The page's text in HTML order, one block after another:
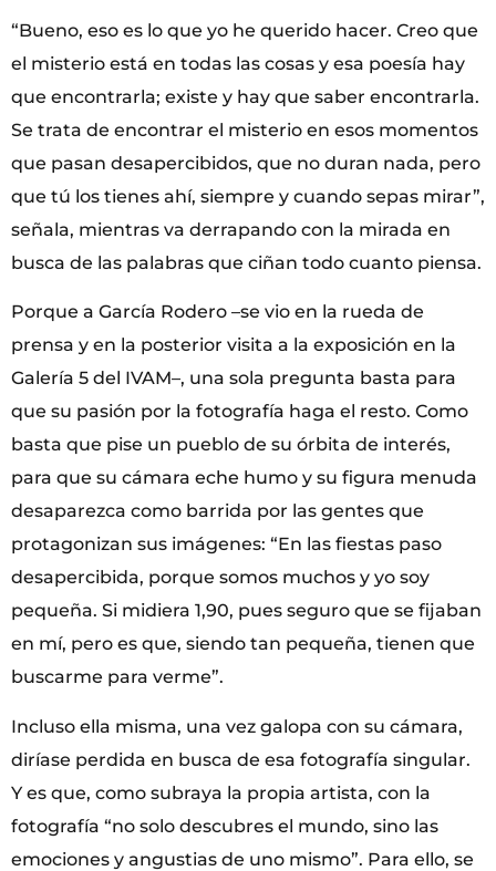
“Bueno, eso es lo que yo he querido hacer. Creo que
el misterio está en todas las cosas y esa poesía hay
que encontrarla; existe y hay que saber encontrarla.
Se trata de encontrar el misterio en esos momentos
que pasan desapercibidos, que no duran nada, pero
que tú los tienes ahí, siempre y cuando sepas mirar”,
señala, mientras va derrapando con la mirada en
busca de las palabras que ciñan todo cuanto piensa.
Porque a García Rodero –se vio en la rueda de
prensa y en la posterior visita a la exposición en la
Galería 5 del IVAM–, una sola pregunta basta para
que su pasión por la fotografía haga el resto. Como
basta que pise un pueblo de su órbita de interés,
para que su cámara eche humo y su figura menuda
desaparezca como barrida por las gentes que
protagonizan sus imágenes: “En las fiestas paso
desapercibida, porque somos muchos y yo soy
pequeña. Si midiera 1,90, pues seguro que se fijaban
en mí, pero es que, siendo tan pequeña, tienen que
buscarme para verme”.
Incluso ella misma, una vez galopa con su cámara,
diríase perdida en busca de esa fotografía singular.
Y es que, como subraya la propia artista, con la
fotografía “no solo descubres el mundo, sino las
emociones y angustias de uno mismo”. Para ello, se